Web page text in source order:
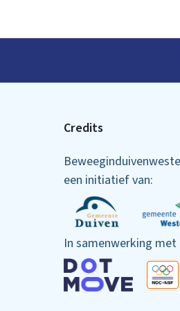
Credits
een initiatief van:
In samenwerking met